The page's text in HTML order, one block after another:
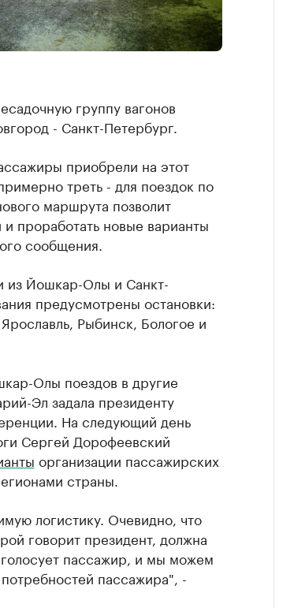
группу вагонов
- Санкт-Петербург.
приобрели на этот
треть - для поездок по
маршрута позволит
проработать новые варианты
сообщения.
из Йошкар-Олы и Санкт-
предусмотрены остановки:
Рыбинск, Бологое и
Олы поездов в другие
Эл задала президенту
На следующий день
Сергей Дорофеевский
организации пассажирских
страны.
логистику. Очевидно, что
говорит президент, должна
пассажир, и мы можем
пассажира", -